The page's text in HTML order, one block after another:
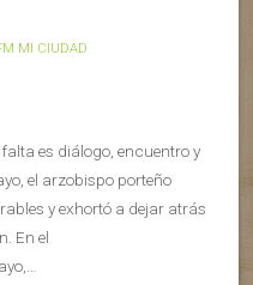
MI CIUDAD
es diálogo, encuentro y
el arzobispo porteño
y exhortó a dejar atrás
En el